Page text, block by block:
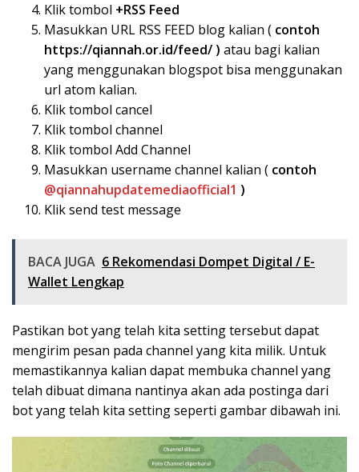
Klik tombol +RSS Feed
Masukkan URL RSS FEED blog kalian ( contoh
https://qiannah.or.id/feed/ ) atau bagi kalian
yang menggunakan blogspot bisa menggunakan
url atom kalian.
Klik tombol cancel
Klik tombol channel
Klik tombol Add Channel
Masukkan username channel kalian ( contoh
@qiannahupdatemediaofficial1 )
Klik send test message
BACA JUGA 6 Rekomendasi Dompet Digital / E-
Wallet Lengkap
Pastikan bot yang telah kita setting tersebut dapat
mengirim pesan pada channel yang kita milik. Untuk
memastikannya kalian dapat membuka channel yang
telah dibuat dimana nantinya akan ada postinga dari
bot yang telah kita setting seperti gambar dibawah ini.